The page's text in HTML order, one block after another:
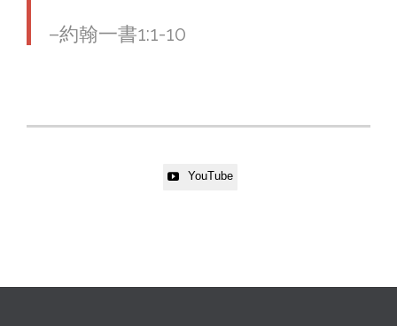
–約翰一書‬1:1-10
 YouTube